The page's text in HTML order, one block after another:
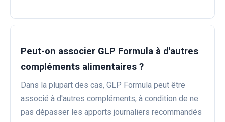
Peut-on associer GLP Formula à d'autres
compléments alimentaires ?
Dans la plupart des cas, GLP Formula peut être
associé à d'autres compléments, à condition de ne
pas dépasser les apports journaliers recommandés